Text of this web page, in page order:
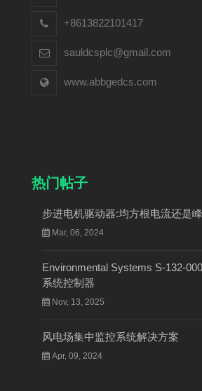
+8613822101417
sauldcsplc@gmail.com
www.abbgedcs.com
热门帖子
步进电机驱动器:均方根电流还是
Mar, 06, 2024
Environmental Systems S-132-
系统控制器
Nov, 13, 2025
风电场集中监控系统解决方案
Apr, 09, 2024